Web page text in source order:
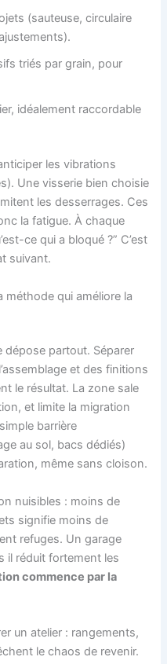
(sauteuse, circulaire
triés par grain, pour
idéalement raccordable
les vibrations
Une visserie bien choisie
les desserrages. Ces
la fatigue. À chaque
ce qui a bloqué ?” C’est
suivant.
méthode qui améliore la
dépose partout. Séparer
et des finitions
le résultat. La zone sale
et limite la migration
barrière
au sol, bacs dédiés)
même sans cloison.
nuisibles : moins de
signifie moins de
refuges. Un garage
il réduit fortement les
commence par la
un atelier : rangements,
le chaos de revenir.